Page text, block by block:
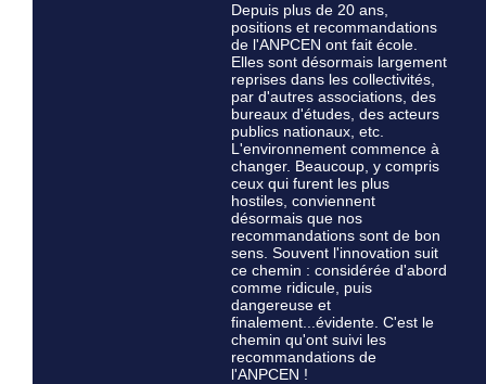
Depuis plus de 20 ans,
positions et recommandations
de l'ANPCEN ont fait école.
Elles sont désormais largement
reprises dans les collectivités,
par d'autres associations, des
bureaux d'études, des acteurs
publics nationaux, etc.
L'environnement commence à
changer. Beaucoup, y compris
ceux qui furent les plus
hostiles, conviennent
désormais que nos
recommandations sont de bon
sens. Souvent l'innovation suit
ce chemin : considérée d'abord
comme ridicule, puis
dangereuse et
finalement...évidente. C'est le
chemin qu'ont suivi les
recommandations de
l'ANPCEN !